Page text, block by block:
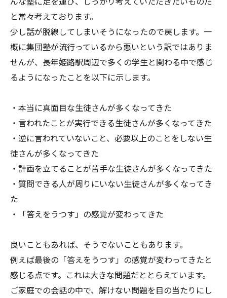
と常々考えております。
少し話が脱線してしまいそうになったので戻します。一
概に集団塾が流行っているから悪いという訳ではありま
せんが、長年姫路駅周辺で多くの学生と関わる中で感じ
るようになったことを以下に示します。
・本当に真面目な生徒さんが多くなってきた
・言われたことが実行できる生徒さんが多くなってきた
・逆に言われていないこと、必要以上のことをしない生
徒さんが多くなってきた
・計画を立てることが苦手な生徒さんが多くなってきた
・質問できる人が周りにいない生徒さんが多くなってき
た
・「答えをうつす」の感覚が変わってきた
良いこともあれば、そうでないこともあります。
例えば最後の「答えをうつす」の感覚が変わってきたと
感じる点です。これは大きな問題だととらえています。
ご家庭での会話の中で、解けない問題を目の当たりにし